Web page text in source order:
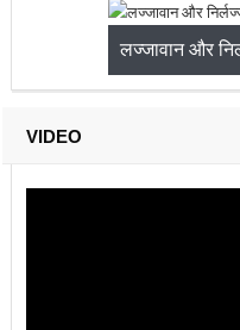
लज्जावान और
VIDEO